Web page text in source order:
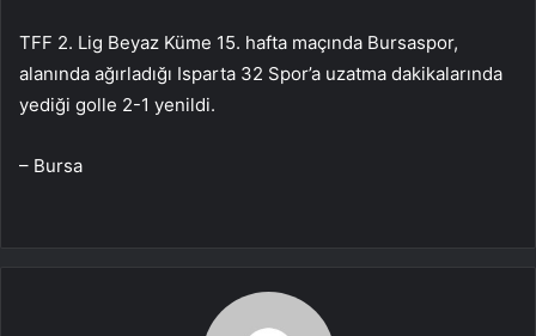
TFF 2. Lig Beyaz Küme 15. hafta maçında Bursaspor,
alanında ağırladığı Isparta 32 Spor’a uzatma dakikalarında
yediği golle 2-1 yenildi.
– Bursa